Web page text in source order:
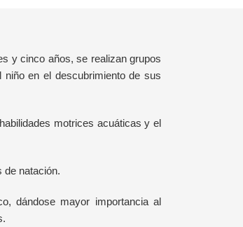
y cinco años, se realizan grupos
en el descubrimiento de sus
motrices acuáticas y el
de natación.
dándose mayor importancia al